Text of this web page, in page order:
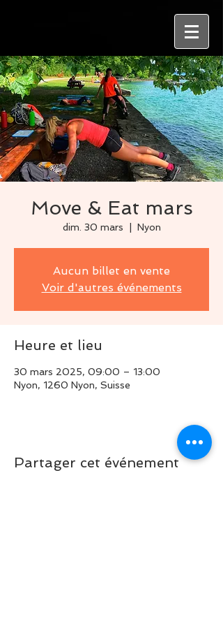
Move & Eat mars
dim. 30 mars Nyon
Aucun billet en vente
Voir d'autres événements
Heure et lieu
30 mars 2025, 09:00 – 13:00
Nyon, 1260 Nyon, Suisse
Partager cet événement